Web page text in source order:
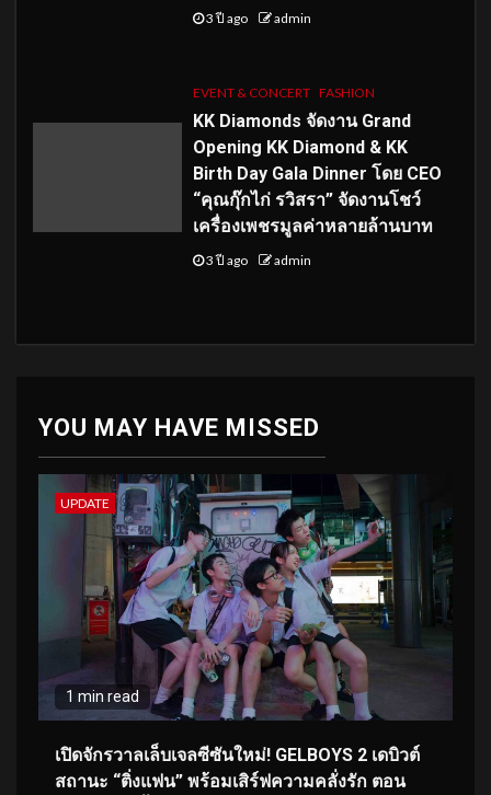
3 ปี ago admin
EVENT & CONCERT FASHION
KK Diamonds จัดงาน Grand
Opening KK Diamond & KK
Birth Day Gala Dinner โดย CEO
“คุณกุ๊กไก่ รวิสรา” จัดงานโชว์
เครื่องเพชรมูลค่าหลายล้านบาท
3 ปี ago admin
YOU MAY HAVE MISSED
UPDATE
1 min read
เปิดจักรวาลเล็บเจลซีซันใหม่! GELBOYS 2 เดบิวต์
สถานะ “ติ่งแฟน” พร้อมเสิร์ฟความคลั่งรัก ตอน